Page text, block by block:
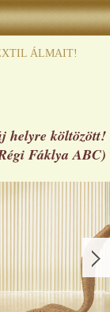
ÁLMAIT!
helyre költözött!
Fáklya ABC)